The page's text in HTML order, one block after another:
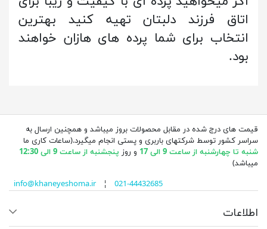
اتاق فرزند دلبتان تهیه کنید بهترین
انتخاب برای شما پرده های هازان خواهند
بود.
قیمت های درج شده در مقابل محصولات بروز میباشد و همچنین ارسال به
سراسر کشور توسط شرکتهای باربری و پستی انجام میگیرد.(ساعات کاری ما
شنبه تا چهارشنبه از ساعت 9 الی 17
و روز پنجشنبه از ساعت 9 الی 12:30
میباشد)
info@khaneyeshoma.ir¦ 021-44432685
اطلاعات